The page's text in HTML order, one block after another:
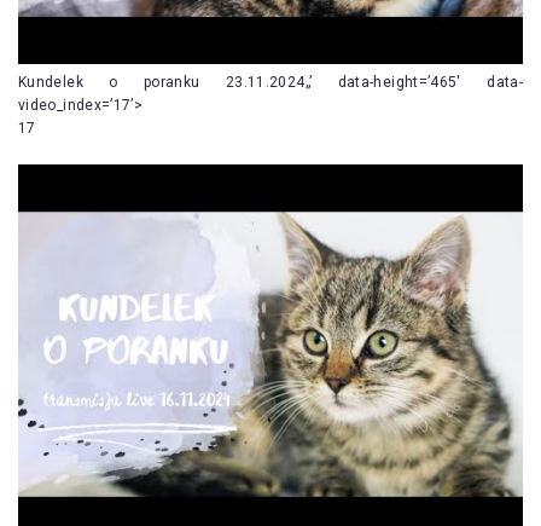
Kundelek o poranku 23.11.2024„’ data-height=’465′ data-
video_index=’17’>
17